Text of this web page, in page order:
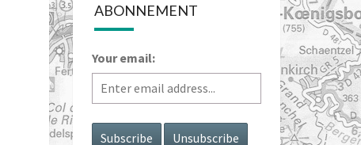
ABONNEMENT
Your email: